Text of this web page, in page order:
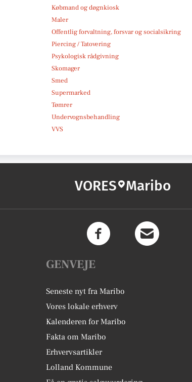
Købmand og døgnkiosk
Maler
Offentlig forvaltning, forsvar og socialsikring
Piercing / Tatovering
Psykologisk rådgivning
Skomager
Smed
Supermarked
Tømrer
Undervognsbehandling
VVS
VORES Maribo
GENVEJE
Seneste nyt fra Maribo
Vores lokale erhverv
Kalenderen for Maribo
Fakta om Maribo
Erhvervsartikler
Lolland Kommune